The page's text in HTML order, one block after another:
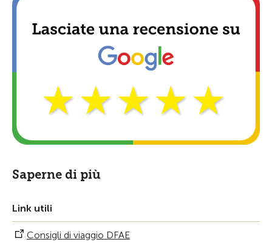
Saperne di più
Link utili
Consigli di viaggio DFAE